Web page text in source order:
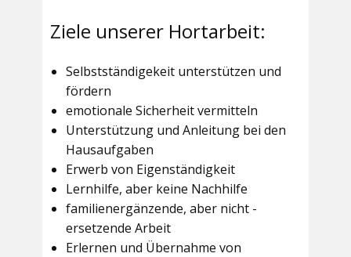
Ziele unserer Hortarbeit:
Selbstständigekeit unterstützen und
fördern
emotionale Sicherheit vermitteln
Unterstützung und Anleitung bei den
Hausaufgaben
Erwerb von Eigenständigkeit
Lernhilfe, aber keine Nachhilfe
familienergänzende, aber nicht -
ersetzende Arbeit
Erlernen und Übernahme von